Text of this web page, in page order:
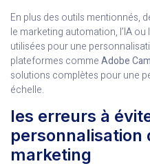
En plus des outils mentionnés,
le marketing automation, l’IA
utilisées pour une
plateformes commeAdobe
solutions complètes pour une
échelle.
les erreurs à
personnalisation
marketing